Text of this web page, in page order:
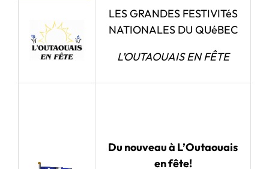
LES GRANDES FESTIVITéS
NATIONALES DU QUéBEC
L’OUTAOUAIS EN FÊTE
Du nouveau à L’Outaouais
en fête!